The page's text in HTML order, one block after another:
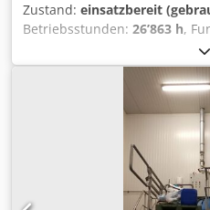
Zustand: einsatzbereit
Betriebsstunden: 26’863 h,
, Maschinen-/
Verfahrweg X-Achse:600 mm
, Verfahrweg Z-Achse:450
,
, Kein Mindestpreis -
höchsten Gebot!
für die Maschine ist der
verpflichtet zur fristgerechten
01.12.2025 und dem